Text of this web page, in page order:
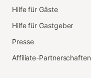
Hilfe für Gäste
Hilfe für Gastgeber
Presse
Affiliate-Partnerschaften